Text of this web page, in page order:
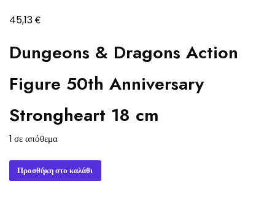
45,13€
Dungeons & Dragons Action
Figure 50th Anniversary
Strongheart 18 cm
1 σε απόθεμα
Dungeons
&
Προσθήκη στο καλάθι